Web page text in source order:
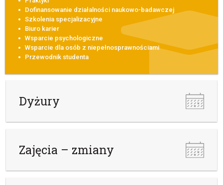
Dofinansowanie działalności naukowo-badawczej
Szkolenia specjalizacyjne
Biuro karier
Wsparcie psychologiczne
Wsparcie dla osób z niepełnosprawnościami
Przewodnik studenta
Dyżury
Zajęcia – zmiany